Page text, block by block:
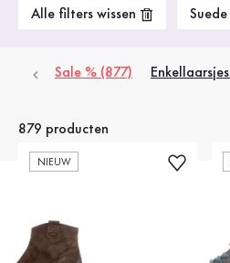
Alle filters wissen Suede
Sale % (877) Enkellaarsjes
879 producten
NIEUW